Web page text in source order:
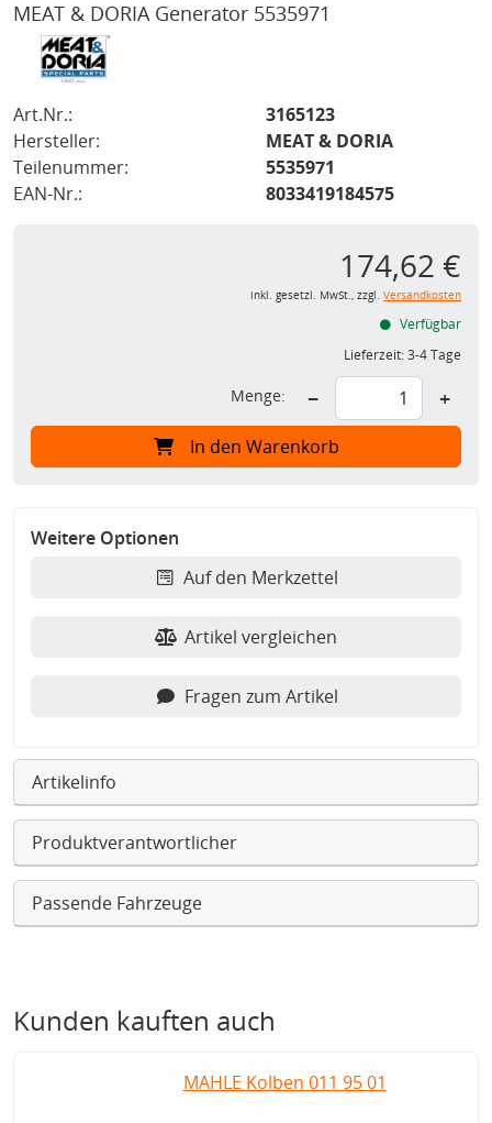
MEAT & DORIA Generator 5535971
Art.Nr.:
3165123
Hersteller:
MEAT & DORIA
Teilenummer:
5535971
EAN-Nr.:
8033419184575
174,62 €
inkl. gesetzl. MwSt., zzgl. Versandkosten
Verfügbar
Lieferzeit:3-4 Tage
Menge: − +
In den Warenkorb
Weitere Optionen
Auf den Merkzettel
Artikel vergleichen
Fragen zum Artikel
Artikelinfo
Produktverantwortlicher
Passende Fahrzeuge
Kunden kauften auch
MAHLE Kolben 011 95 01